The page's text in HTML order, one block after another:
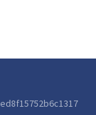
ed8f15752b6c1317